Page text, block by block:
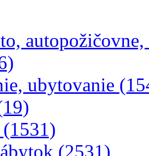
ubytovanie
(2531)